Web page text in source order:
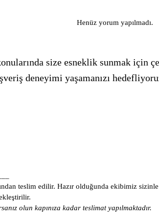
Henüz yorum yapılmadı.
size esneklik sunmak için
deneyimi yaşamanızı
teslim edilir. Hazır olduğunda ekibimiz
olun kapınıza kadar teslimat yapılmaktadır.